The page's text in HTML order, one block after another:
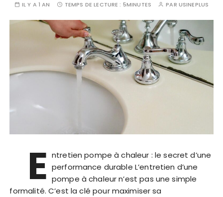
IL Y A 1 AN TEMPS DE LECTURE : 5MINUTES PAR USINEPLUS
E ntretien pompe à chaleur : le secret d’une
performance durable L’entretien d’une
pompe à chaleur n’est pas une simple
formalité. C’est la clé pour maximiser sa